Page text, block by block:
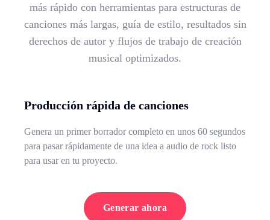
más rápido con herramientas para estructuras de
canciones más largas, guía de estilo, resultados sin
derechos de autor y flujos de trabajo de creación
musical optimizados.
Producción rápida de canciones
Genera un primer borrador completo en unos 60 segundos
para pasar rápidamente de una idea a audio de rock listo
para usar en tu proyecto.
Generar ahora